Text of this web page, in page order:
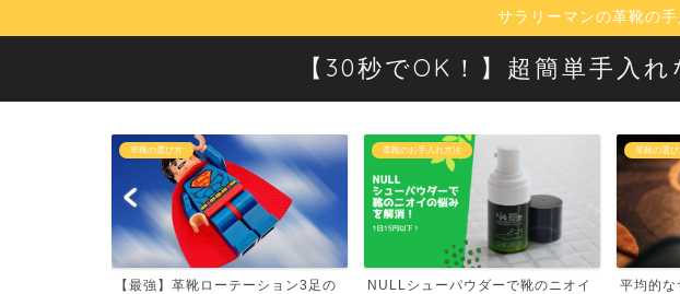
サラリーマンの革靴の
【30秒でOK！】超簡単手入
革靴のお手入れ方法
NULLシューパウダーで靴のニオイ
革靴の選び方
平均的なサラリーマンなら持ってお
革靴のお
革靴の手